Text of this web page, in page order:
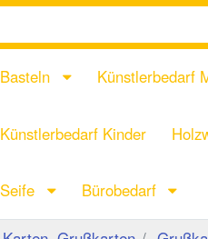
Basteln Künstlerbedarf
Künstlerbedarf Kinder
Seife Bürobedarf